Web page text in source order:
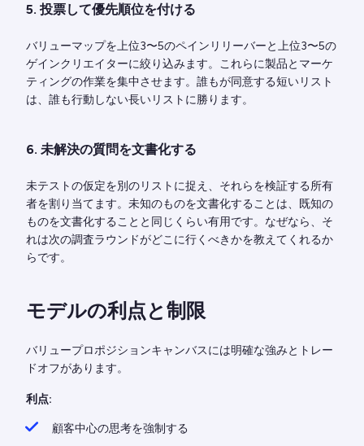
5. 投票して優先順位を付ける
バリューマップを上位3〜5のペインリリーバーと上位3〜5の
ゲインクリエイターに絞り込みます。これらに製品とマーケ
ティングの作業を集中させます。誰もが同意する短いリスト
は、誰も行動しない長いリストに勝ります。
6. 未解決の質問を文書化する
未テストの仮定を別のリストに捉え、それらを検証する所有
者を割り当てます。未知のものを文書化することは、既知の
ものを文書化することと同じくらい有用です。なぜなら、そ
れは次の調査ラウンドがどこに行くべきかを教えてくれるか
らです。
モデルの利点と制限
バリュープロポジションキャンバスには明確な強みとトレー
ドオフがあります。
利点:
顧客中心の思考を強制する